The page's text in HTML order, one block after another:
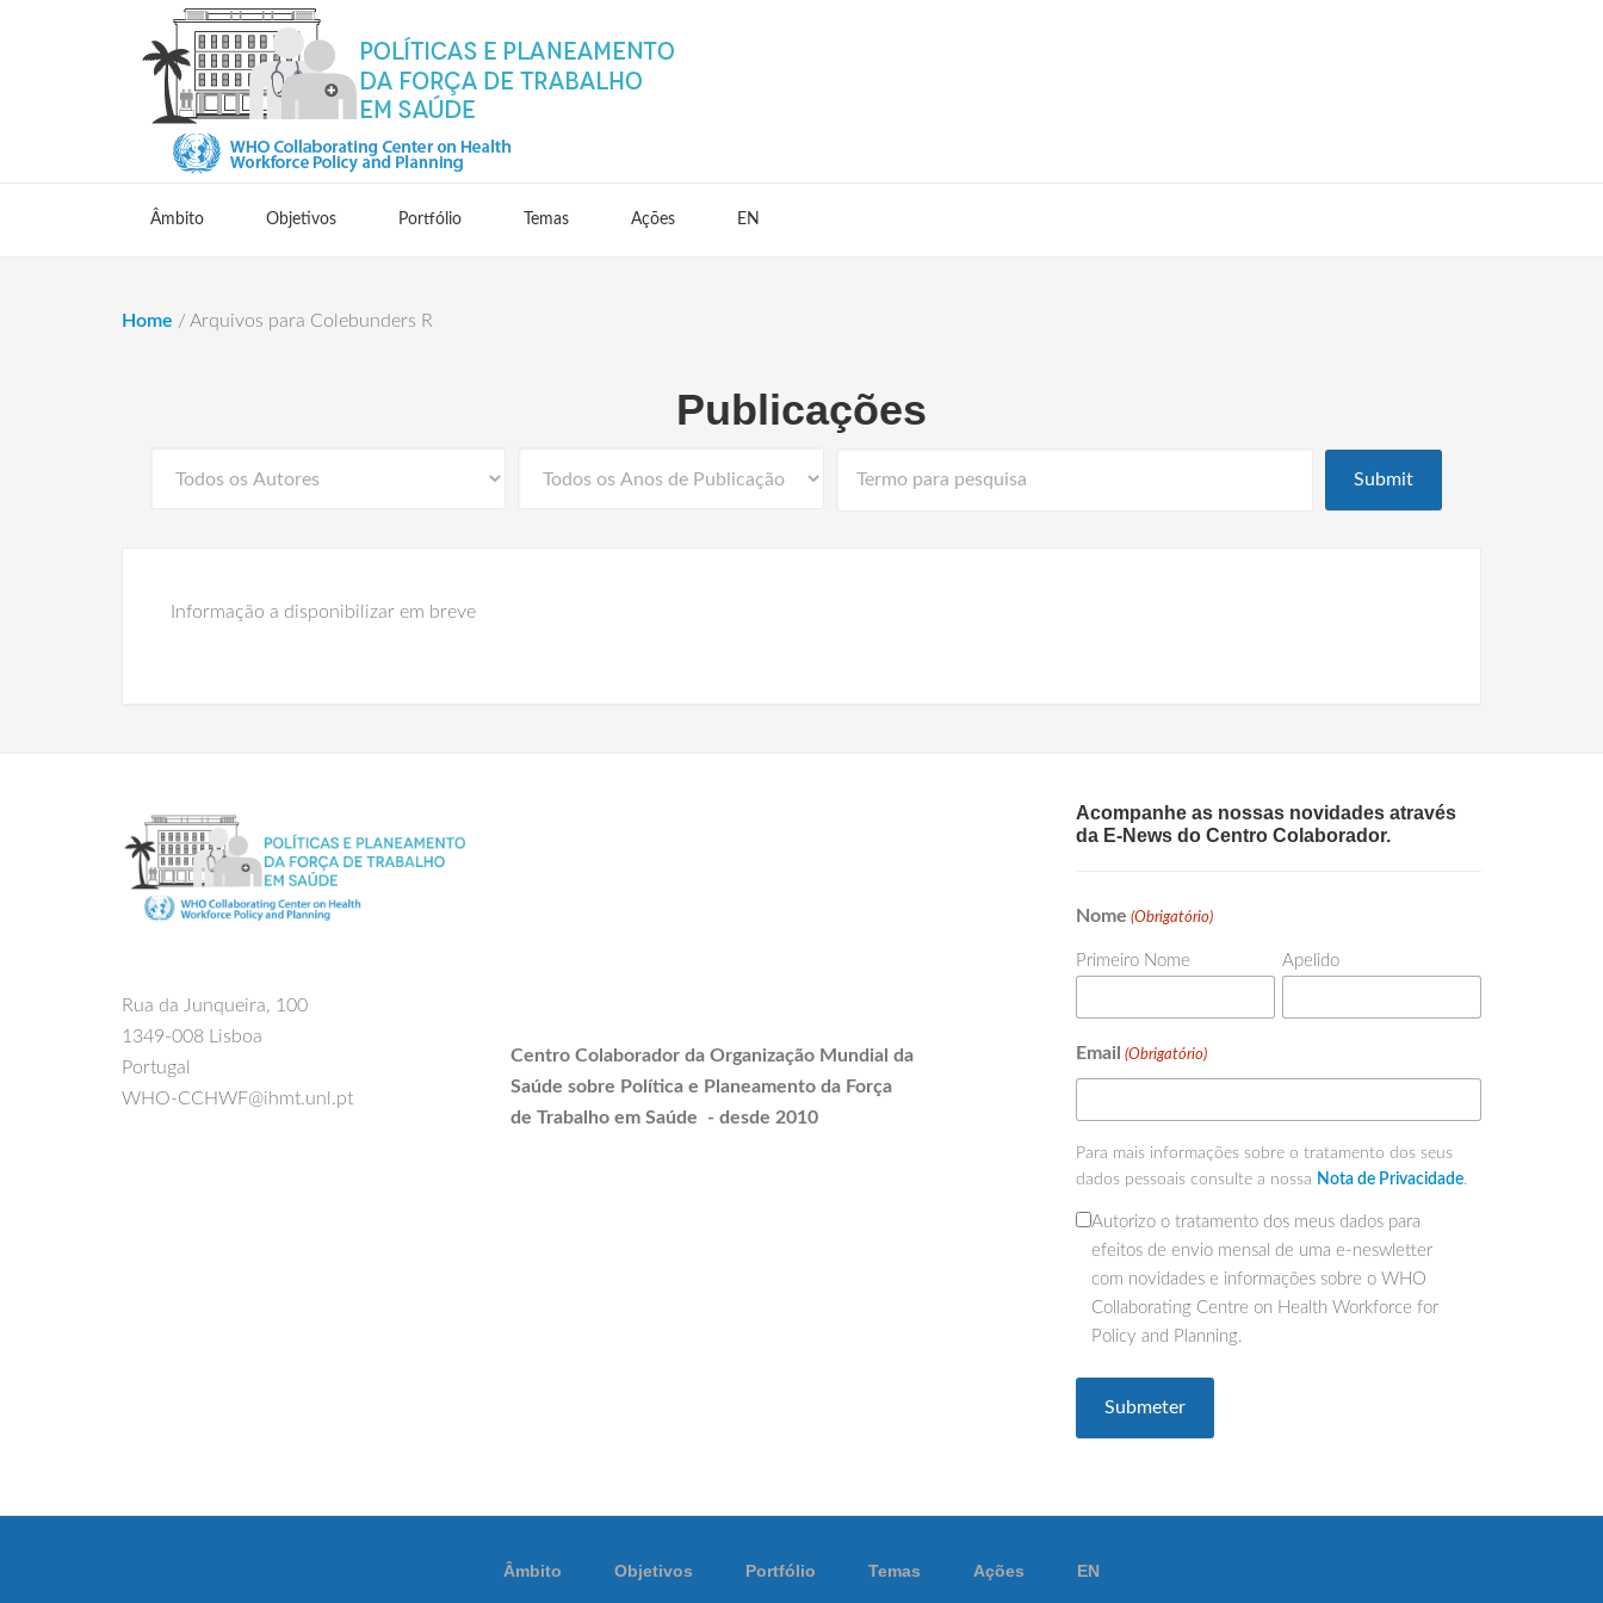
Âmbito Objetivos Portfólio Temas Ações EN
Home / Arquivos para Colebunders R
Publicações
Informação a disponibilizar em breve
Rua da Junqueira, 100
1349-008 Lisboa
Portugal
WHO-CCHWF@ihmt.unl.pt
Centro Colaborador da Organização Mundial da
Saúde sobre Política e Planeamento da Força
de Trabalho em Saúde - desde 2010
Acompanhe as nossas novidades através
da E-News do Centro Colaborador.
Nome (Obrigatório)
Primeiro Nome Apelido
Email (Obrigatório)
Para mais informações sobre o tratamento dos seus
dados pessoais consulte a nossa Nota de Privacidade.
(Obrigatório)
Autorizo o tratamento dos meus dados para
efeitos de envio mensal de uma e-neswletter
com novidades e informações sobre o WHO
Collaborating Centre on Health Workforce for
Policy and Planning.
Âmbito Objetivos Portfólio Temas Ações EN